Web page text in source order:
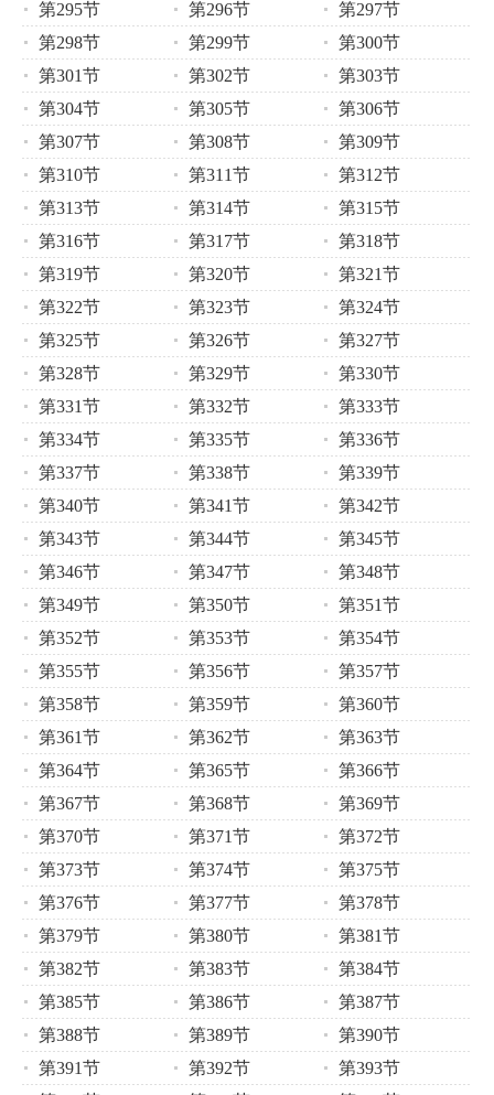
第295节
第296节
第297节
第298节
第299节
第300节
第301节
第302节
第303节
第304节
第305节
第306节
第307节
第308节
第309节
第310节
第311节
第312节
第313节
第314节
第315节
第316节
第317节
第318节
第319节
第320节
第321节
第322节
第323节
第324节
第325节
第326节
第327节
第328节
第329节
第330节
第331节
第332节
第333节
第334节
第335节
第336节
第337节
第338节
第339节
第340节
第341节
第342节
第343节
第344节
第345节
第346节
第347节
第348节
第349节
第350节
第351节
第352节
第353节
第354节
第355节
第356节
第357节
第358节
第359节
第360节
第361节
第362节
第363节
第364节
第365节
第366节
第367节
第368节
第369节
第370节
第371节
第372节
第373节
第374节
第375节
第376节
第377节
第378节
第379节
第380节
第381节
第382节
第383节
第384节
第385节
第386节
第387节
第388节
第389节
第390节
第391节
第392节
第393节